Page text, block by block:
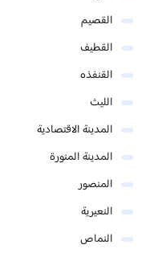
القصيم
القطيف
القنفذه
الليث
المدينة الاقتصادية
المدينة المنورة
المنصور
النعيرية
النماص